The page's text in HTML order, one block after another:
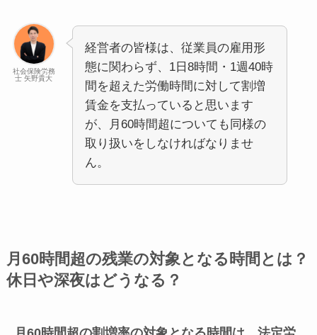
社会保険労務
士 矢野貴大
経営者の皆様は、従業員の雇用形
態に関わらず、1日8時間・1週40時
間を超えた労働時間に対して割増
賃金を支払っていると思います
が、月60時間超についても同様の
取り扱いをしなければなりませ
ん。
月60時間超の残業の対象となる時間とは？
休日や深夜はどうなる？